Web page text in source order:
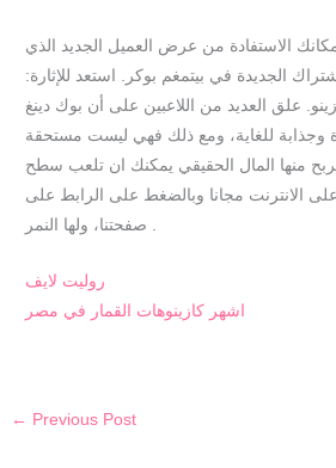
الاستفادة من عرض العميل الجديد الذي
الجديدة في بيتمغم بوكر. استعد للإثارة:
علق العديد من اللاعبين على أن بوك دينغ
وجذابة للغاية، ومع ذلك فهي ليست مستحقة
منها المال الحقيقي يمكنك ان تلعب سطح
على الانترنت مجانا وبالضغط على الرابط على
روليت لايف
اشهر كازينوهات القمار في مصر
← Previous Post